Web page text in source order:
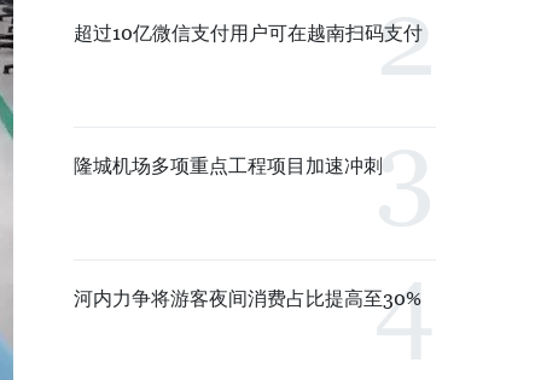
超过10亿微信支付用户可在越南扫码支付
隆城机场多项重点工程项目加速冲刺
河内力争将游客夜间消费占比提高至30%